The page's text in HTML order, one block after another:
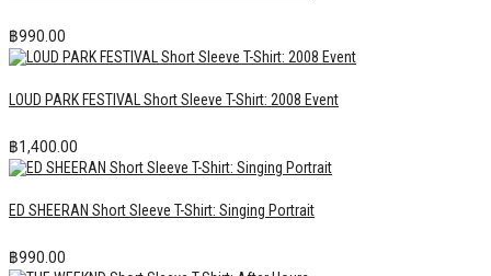
฿990.00
LOUD PARK FESTIVAL Short Sleeve T-Shirt: 2008 Event
฿1,400.00
ED SHEERAN Short Sleeve T-Shirt: Singing Portrait
฿990.00